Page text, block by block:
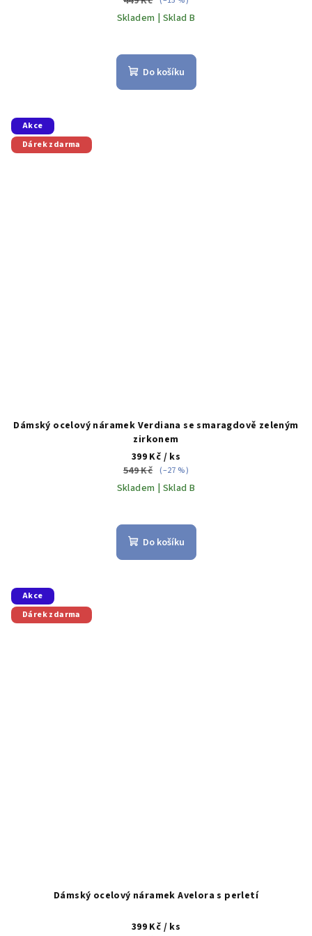
Skladem | Sklad B
Do košíku
Akce
Dárek zdarma
Dámský ocelový náramek Verdiana se smaragdově zeleným
zirkonem
399 Kč / ks
549 Kč (–27 %)
Skladem | Sklad B
Do košíku
Akce
Dárek zdarma
Dámský ocelový náramek Avelora s perletí
399 Kč / ks